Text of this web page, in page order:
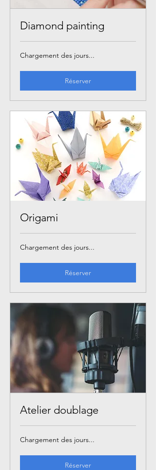
Diamond painting
Chargement des jours...
Réserver
Origami
Chargement des jours...
Réserver
Atelier doublage
Chargement des jours...
Réserver